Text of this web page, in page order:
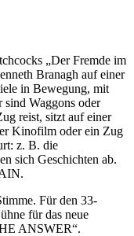
„Der Fremde im
Branagh auf einer
in Bewegung, mit
sind Waggons oder
reist, sitzt auf einer
Kinofilm oder ein Zug
z. B. die
sich Geschichten ab.
Für den 33-
für das neue
ANSWER“.